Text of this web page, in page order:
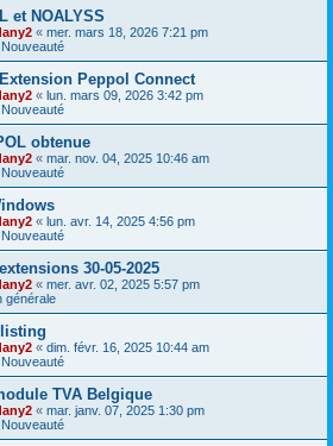
et NOALYSS
« mer. mars 18, 2026 7:21 pm
Peppol Connect
« lun. mars 09, 2026 3:42 pm
obtenue
« mar. nov. 04, 2025 10:46 am
« lun. avr. 14, 2025 4:56 pm
30-05-2025
« mer. avr. 02, 2025 5:57 pm
générale
listing
« dim. févr. 16, 2025 10:44 am
TVA Belgique
« mar. janv. 07, 2025 1:30 pm